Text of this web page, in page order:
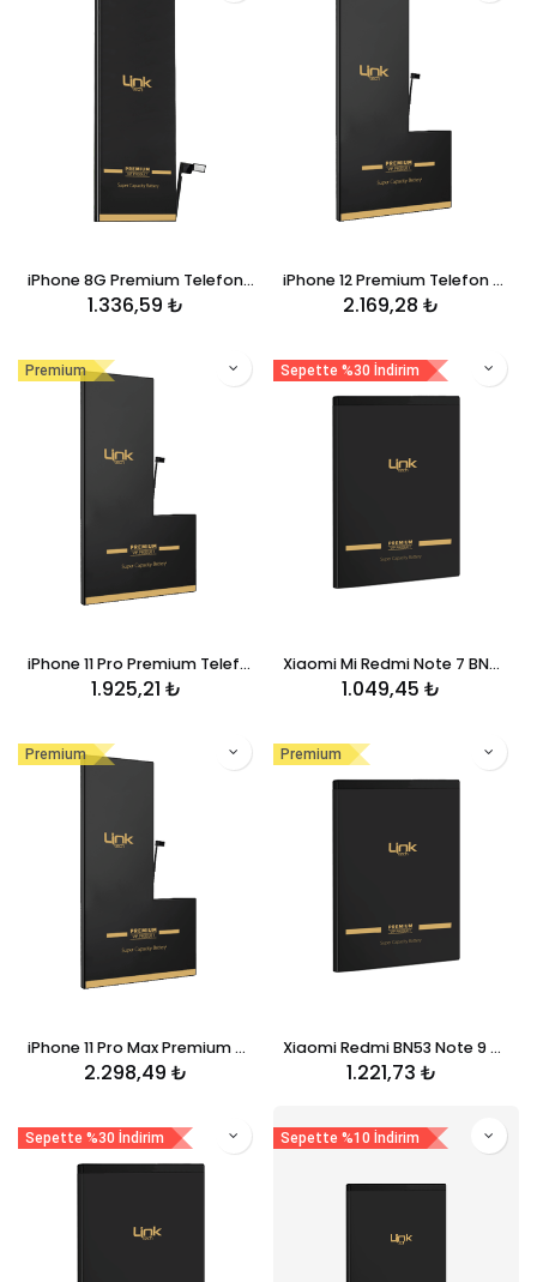
iPhone 8G Premium Telefon Bataryası 2220 mAh
1.336,59 ₺
iPhone 12 Premium Telefon Bataryası 3300 mAh
2.169,28 ₺
Premium
iPhone 11 Pro Premium Telefon Bataryası 3046 mAh
1.925,21 ₺
Sepette %30 İndirim
Xiaomi Mi Redmi Note 7 BN4A Premium Telefon Bataryası 3900 mAh
1.049,45 ₺
Premium
iPhone 11 Pro Max Premium Telefon Bataryası 3969 mAh
2.298,49 ₺
Premium
Xiaomi Redmi BN53 Note 9 Pro Premium Telefon Bataryası 5020 mAh
1.221,73 ₺
Sepette %30 İndirim Sepette %10 İndirim